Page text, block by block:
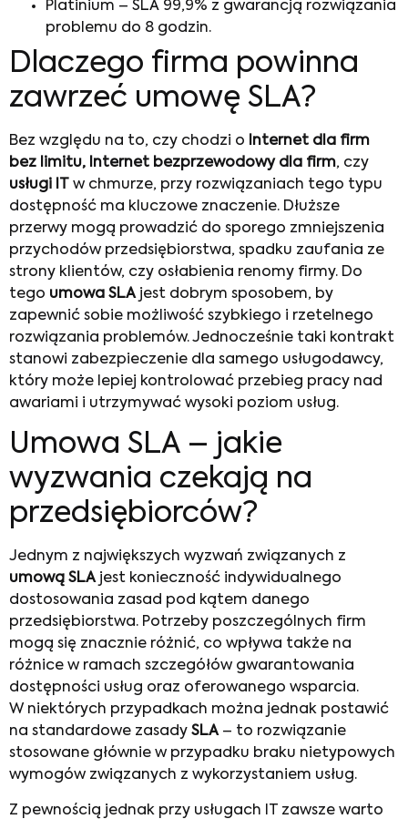
Platinium – SLA 99,9% z gwarancją rozwiązania
problemu do 8 godzin.
Dlaczego firma powinna
zawrzeć umowę SLA?
Bez względu na to, czy chodzi o
Internet dla firm
bez limitu, Internet bezprzewodowy dla firm, czy
usługi IT
w chmurze, przy rozwiązaniach tego typu
dostępność ma kluczowe znaczenie. Dłuższe
przerwy mogą prowadzić do sporego zmniejszenia
przychodów przedsiębiorstwa, spadku zaufania ze
strony klientów, czy osłabienia renomy firmy. Do
tego umowa SLAjest dobrym sposobem, by
zapewnić sobie możliwość szybkiego i rzetelnego
rozwiązania problemów. Jednocześnie taki kontrakt
stanowi zabezpieczenie dla samego usługodawcy,
który może lepiej kontrolować przebieg pracy nad
awariami i utrzymywać wysoki poziom usług.
Umowa SLA – jakie
wyzwania czekają na
przedsiębiorców?
Jednym z największych wyzwań związanych z
umową SLAjest konieczność indywidualnego
dostosowania zasad pod kątem danego
przedsiębiorstwa. Potrzeby poszczególnych firm
mogą się znacznie różnić, co wpływa także na
różnice w ramach szczegółów gwarantowania
dostępności usług oraz oferowanego wsparcia.
W niektórych przypadkach można jednak postawić
na standardowe zasady SLA– to rozwiązanie
stosowane głównie w przypadku braku nietypowych
wymogów związanych z wykorzystaniem usług.
Z pewnością jednak przy usługach IT zawsze warto